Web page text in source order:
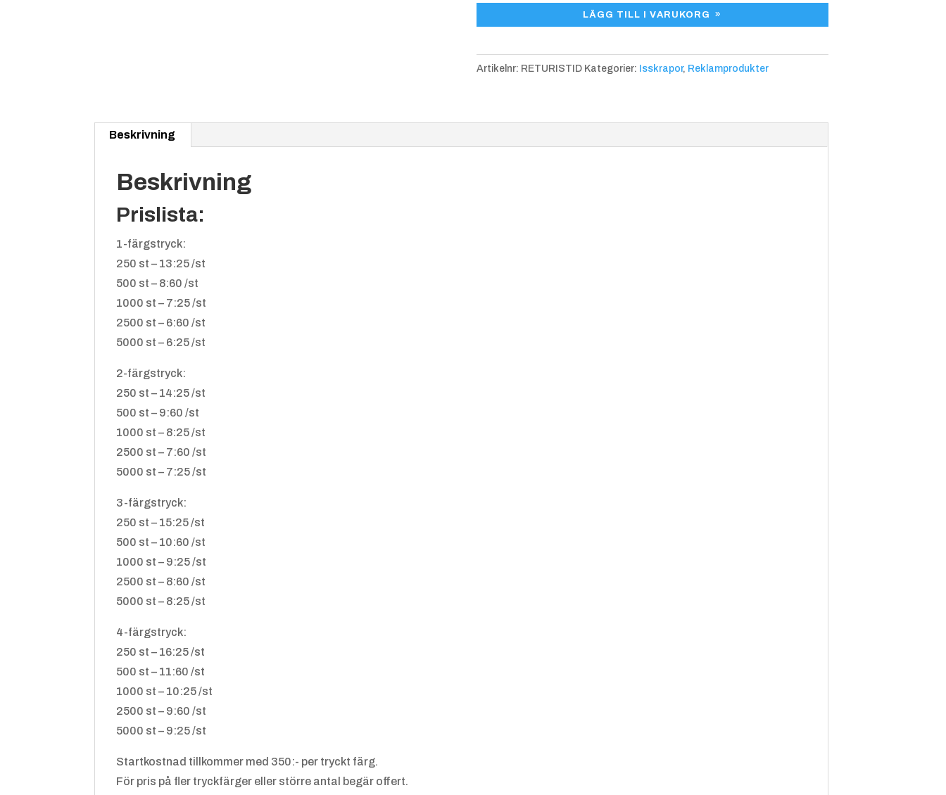
LÄGG TILL I VARUKORG
Artikelnr: RETURISTID Kategorier: Isskrapor, Reklamprodukter
Beskrivning
Beskrivning
Prislista:
1-färgstryck:
250 st – 13:25 /st
500 st – 8:60 /st
1000 st – 7:25 /st
2500 st – 6:60 /st
5000 st – 6:25 /st
2-färgstryck:
250 st – 14:25 /st
500 st – 9:60 /st
1000 st – 8:25 /st
2500 st – 7:60 /st
5000 st – 7:25 /st
3-färgstryck:
250 st – 15:25 /st
500 st – 10:60 /st
1000 st – 9:25 /st
2500 st – 8:60 /st
5000 st – 8:25 /st
4-färgstryck:
250 st – 16:25 /st
500 st – 11:60 /st
1000 st – 10:25 /st
2500 st – 9:60 /st
5000 st – 9:25 /st
Startkostnad tillkommer med 350:- per tryckt färg.
För pris på fler tryckfärger eller större antal begär offert.